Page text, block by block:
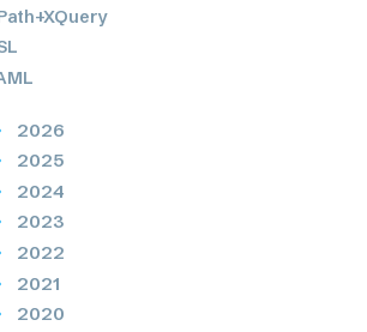
2026
2025
2024
2023
2022
2021
2020